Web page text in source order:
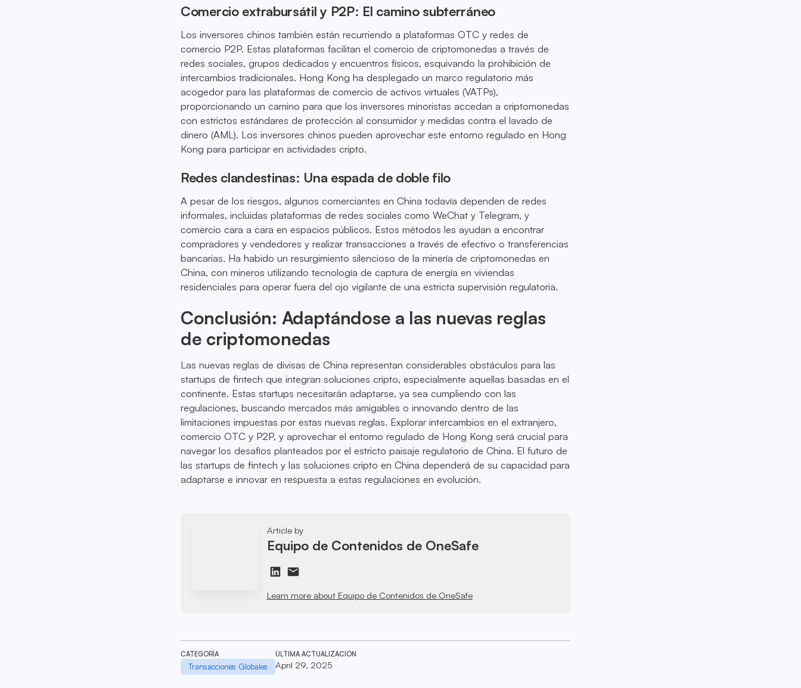
Comercio extrabursátil y P2P: El camino subterráneo
Los inversores chinos también están recurriendo a plataformas OTC y redes de
comercio P2P. Estas plataformas facilitan el comercio de criptomonedas a través de
redes sociales, grupos dedicados y encuentros físicos, esquivando la prohibición de
intercambios tradicionales. Hong Kong ha desplegado un marco regulatorio más
acogedor para las plataformas de comercio de activos virtuales (VATPs),
proporcionando un camino para que los inversores minoristas accedan a criptomonedas
con estrictos estándares de protección al consumidor y medidas contra el lavado de
dinero (AML). Los inversores chinos pueden aprovechar este entorno regulado en Hong
Kong para participar en actividades cripto.
Redes clandestinas: Una espada de doble filo
A pesar de los riesgos, algunos comerciantes en China todavía dependen de redes
informales, incluidas plataformas de redes sociales como WeChat y Telegram, y
comercio cara a cara en espacios públicos. Estos métodos les ayudan a encontrar
compradores y vendedores y realizar transacciones a través de efectivo o transferencias
bancarias. Ha habido un resurgimiento silencioso de la minería de criptomonedas en
China, con mineros utilizando tecnología de captura de energía en viviendas
residenciales para operar fuera del ojo vigilante de una estricta supervisión regulatoria.
Conclusión: Adaptándose a las nuevas reglas
de criptomonedas
Las nuevas reglas de divisas de China representan considerables obstáculos para las
startups de fintech que integran soluciones cripto, especialmente aquellas basadas en el
continente. Estas startups necesitarán adaptarse, ya sea cumpliendo con las
regulaciones, buscando mercados más amigables o innovando dentro de las
limitaciones impuestas por estas nuevas reglas. Explorar intercambios en el extranjero,
comercio OTC y P2P, y aprovechar el entorno regulado de Hong Kong será crucial para
navegar los desafíos planteados por el estricto paisaje regulatorio de China. El futuro de
las startups de fintech y las soluciones cripto en China dependerá de su capacidad para
adaptarse e innovar en respuesta a estas regulaciones en evolución.
Article by
Equipo de Contenidos de OneSafe
Learn more about Equipo de Contenidos de OneSafe
CATEGORÍA
Transacciones Globales
ÚLTIMA ACTUALIZACIÓN
April 29, 2025